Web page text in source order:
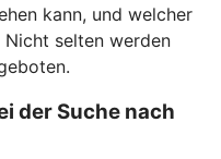
kann, und welcher
selten werden
der Suche nach